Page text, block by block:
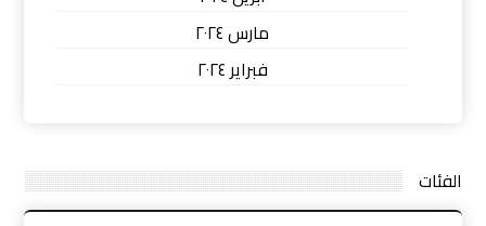
مارس ٢٠٢٤
فبراير ٢٠٢٤
الفئات